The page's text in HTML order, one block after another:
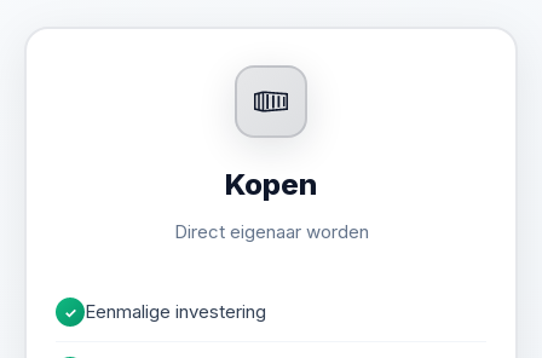
Geregel & ControleKopen
Direct eigenaar worden
✓ Eenmalige investering